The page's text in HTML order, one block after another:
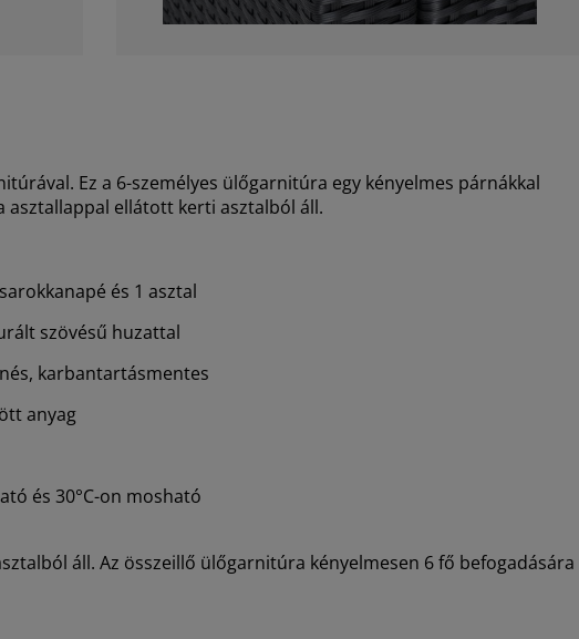
Ez a 6-személyes ülőgarnitúra egy kényelmes párnákkal
asztallappal ellátott kerti asztalból áll.
és 1 asztal
szövésű huzattal
karbantartásmentes
anyag
és 30°C-on mosható
áll. Az összeillő ülőgarnitúra kényelmesen 6 fő befogadására